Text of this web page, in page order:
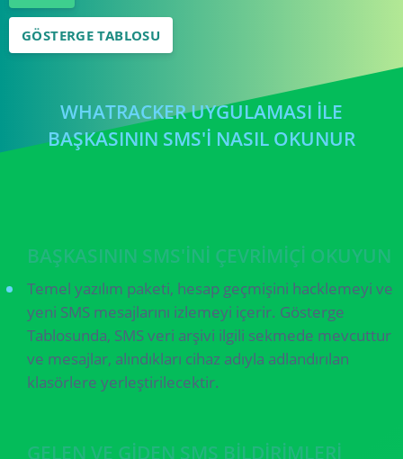
GÖSTERGE TABLOSU
WHATRACKER UYGULAMASI ILE
BAŞKASININ SMS'I NASIL OKUNUR
BAŞKASININ SMS'INI ÇEVRIMIÇI OKUYUN
Temel yazılım paketi, hesap geçmişini hacklemeyi ve
yeni SMS mesajlarını izlemeyi içerir. Gösterge
Tablosunda, SMS veri arşivi ilgili sekmede mevcuttur
ve mesajlar, alındıkları cihaz adıyla adlandırılan
klasörlere yerleştirilecektir.
GELEN VE GIDEN SMS BILDIRIMLERI